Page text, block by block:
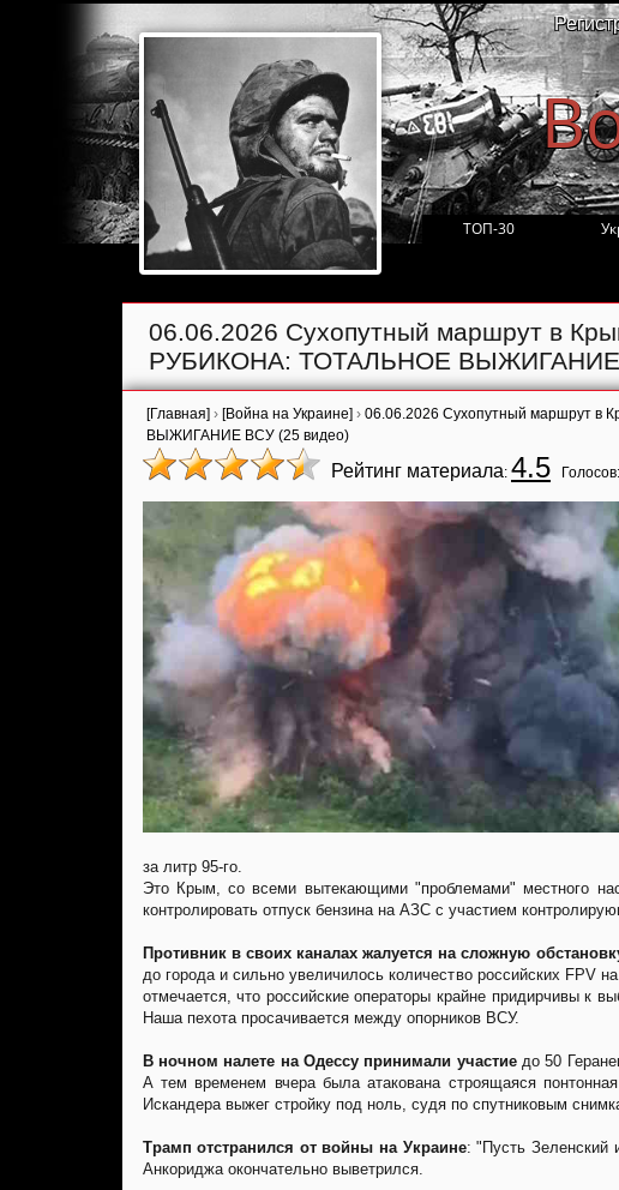
ТОП-30
06.06.2026 Сухопутный маршрут в
РУБИКОНА: ТОТАЛЬНОЕ ВЫЖИГАНИЕ
[Главная] › [Война на Украине] › 06.06.2026 Сухопутный маршрут
ВЫЖИГАНИЕ ВСУ (25 видео)
Рейтинг материала: 4.5 Голосов:
за литр 95-го.
Это Крым, со всеми вытекающими "проблемами" местного
контролировать отпуск бензина на АЗС с участием
Противник в своих каналах жалуется на сложную
до города и сильно увеличилось количество российских FPV
отмечается, что российские операторы крайне придирчивы
Наша пехота просачивается между опорников ВСУ.
В ночном налете на Одессу принимали участиедо 50
А тем временем вчера была атакована строящаяся
Искандера выжег стройку под ноль, судя по спутниковым
Трамп отстранился от войны на Украине: "Пусть Зеленский
Анкориджа окончательно выветрился.